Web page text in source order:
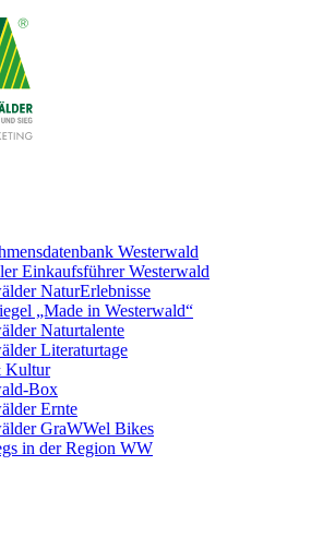
Westerwald
Einkaufsführer Westerwald
NaturErlebnisse
„Made in Westerwald“
Naturtalente
Literaturtage
Kultur
Box
Ernte
GraWWel Bikes
in der Region WW